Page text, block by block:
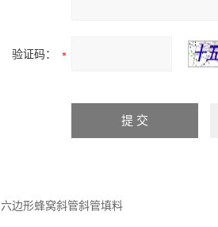
验证码：
六边形蜂窝斜管斜管填料